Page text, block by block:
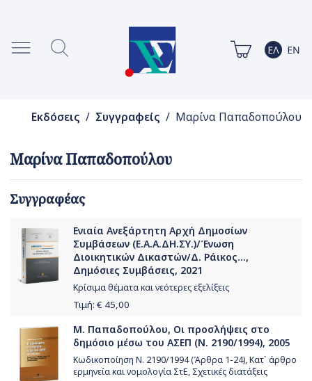
Εκδόσεις / Συγγραφείς / Μαρίνα Παπαδοπούλου
Μαρίνα Παπαδοπούλου
Συγγραφέας
Ενιαία Ανεξάρτητη Αρχή Δημοσίων
Συμβάσεων (Ε.Α.Α.ΔΗ.ΣΥ.)/Ένωση
Διοικητικών Δικαστών/Δ. Ράικος...,
Δημόσιες Συμβάσεις, 2021
Κρίσιμα θέματα και νεότερες εξελίξεις
Τιμή: € 45,00
Μ. Παπαδοπούλου, Οι προσλήψεις στο
δημόσιο μέσω του ΑΣΕΠ (Ν. 2190/1994), 2005
Κωδικοποίηση Ν. 2190/1994 (Άρθρα 1-24), Κατ` άρθρο
ερμηνεία και νομολογία ΣτΕ, Σχετικές διατάξεις